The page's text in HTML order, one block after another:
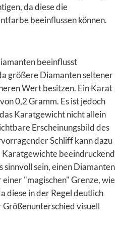
da diese die
beeinflussen können.
beeinflusst
größere Diamanten seltener
Wert besitzen. Ein Karat
0,2 Gramm. Es ist jedoch
Karatgewicht nicht allein
Erscheinungsbild des
Schliff kann dazu
Karatgewichte beeindruckend
sinnvoll sein, einen Diamanten
"magischen" Grenze, wie
diese in der Regel deutlich
visuell